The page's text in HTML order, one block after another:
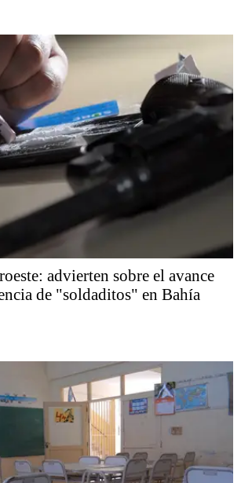
advierten sobre el avance
de "soldaditos" en Bahía